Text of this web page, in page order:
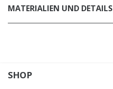
MATERIALIEN UND DETAILS
SHOP